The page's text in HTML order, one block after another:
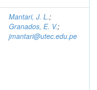
Mantari, J. L.;
Granados, E. V.;
jmantari@utec.edu.pe